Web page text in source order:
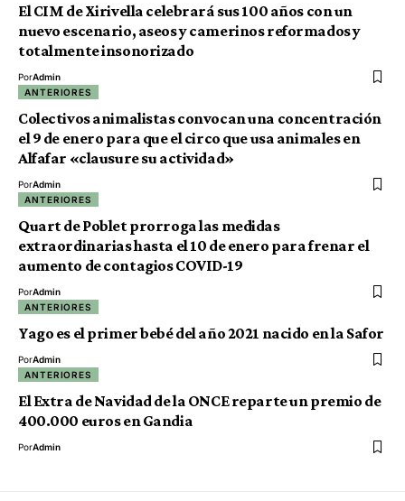
El CIM de Xirivella celebrará sus 100 años con un
nuevo escenario, aseos y camerinos reformados y
totalmente insonorizado
PorAdmin
ANTERIORES
Colectivos animalistas convocan una concentración
el 9 de enero para que el circo que usa animales en
Alfafar «clausure su actividad»
PorAdmin
ANTERIORES
Quart de Poblet prorroga las medidas
extraordinarias hasta el 10 de enero para frenar el
aumento de contagios COVID-19
PorAdmin
ANTERIORES
Yago es el primer bebé del año 2021 nacido en la Safor
PorAdmin
ANTERIORES
El Extra de Navidad de la ONCE reparte un premio de
400.000 euros en Gandia
PorAdmin